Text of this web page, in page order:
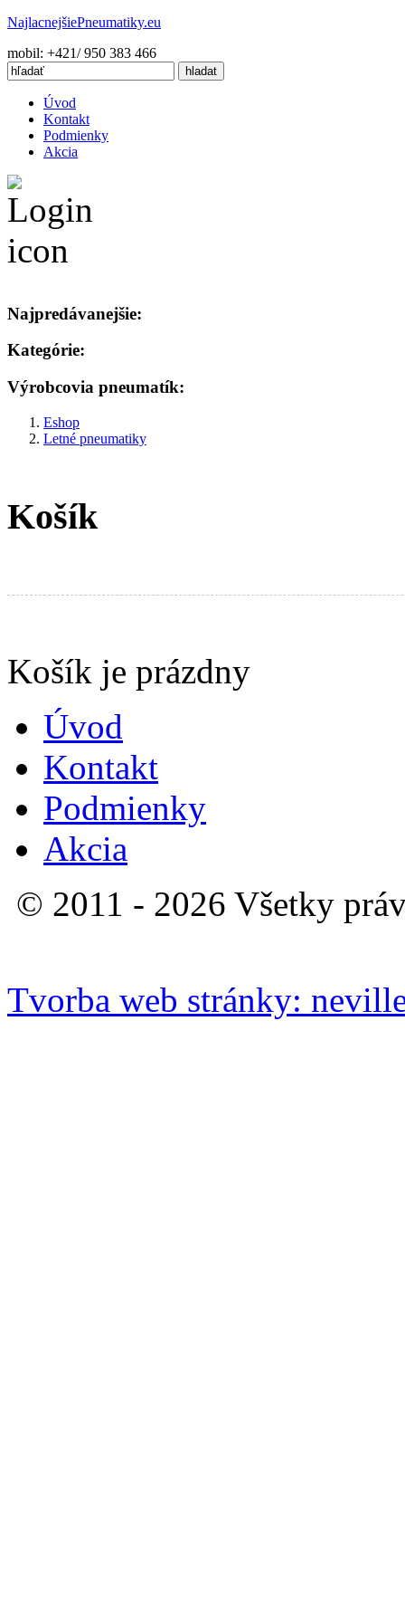
NajlacnejšiePneumatiky.eu
mobil: +421/ 950 383 466
Úvod
Kontakt
Podmienky
Akcia
Najpredávanejšie:
Kategórie:
Výrobcovia pneumatík:
Eshop
Letné pneumatiky
Košík
Košík je prázdny
Úvod
Kontakt
Podmienky
Akcia
© 2011 - 2026 Všetky
Tvorba web stránky: